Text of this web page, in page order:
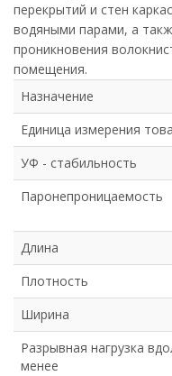
перекрытий и стен
водяными парами, а
проникновения
помещения.
Назначение
Единица измерения
УФ - стабильность
Паронепроницаемость
Длина
Плотность
Ширина
Разрывная нагрузка
менее